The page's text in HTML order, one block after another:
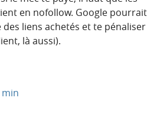
en nofollow. Google pourrait
liens achetés et te pénaliser
là aussi).
min